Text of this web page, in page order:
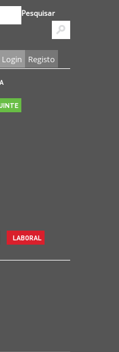
Pesquisar
Login Registo
LABORAL